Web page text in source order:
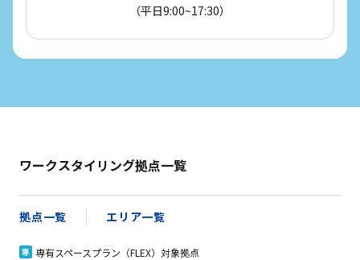
（平日9:00~17:30）
ワークスタイリング拠点一覧
拠点一覧 エリア一覧
専 専有スペースプラン（FLEX）対象拠点